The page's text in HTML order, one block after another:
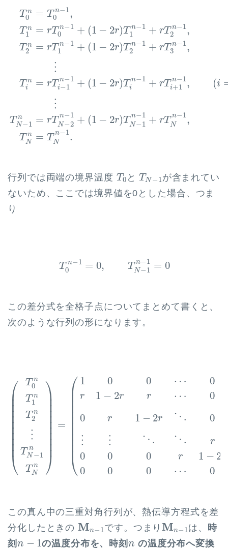
T n
0 = T n−1
0
,
T n
1 = rT n−1
0
+ (1 − 2r)T n−1
1
+ rT n−1
2
,
T n
2 = rT n−1
1
+ (1 − 2r)T n−1
2
+ rT n−1
3
,
⋮
T n
i
= rT n−1
i−1 + (1 − 2r)T n−1
i + rT n−1
i+1 , (i
⋮
T n
N−1 = rT n−1
N−2 + (1 − 2r)T n−1
N−1 + rT n−1
N ,
T n
N
= T n−1
N .
−1 ,T
行列では両端の境界温度 T0
T0 とT N −1
TN 1
が含まれてい
ないため、ここでは境界値を0とした場合、つま
り
T n−1
0
= 0, T n−1
N−1 = 0
T0 n =0 −1n−1
この差分式を全格子点についてまとめて書くと、
次のような行列の形になります。
⎛
⎜
⎜ ⎜ ⎜ ⎜ ⎜ ⎜ ⎜ ⎜
⎜⎝
T n
0
T n
1
T n
2
⋮
T n
N −1
T n
N
⎞
⎟ ⎟ ⎟ ⎟ ⎟ ⎟ ⎟ ⎟ ⎟
⎟
⎠
=
⎛
⎜
⎜ ⎜ ⎜ ⎜ ⎜ ⎜ ⎜ ⎜ ⎜
⎜⎝
1 0 0 ⋯ 0
r 1 − 2r r ⋯
0
0
r 1 − 2r ⋱
0
⋮
⋮ ⋱ ⋱ r
0 0 0 r 1 − 2
0 0 0 ⋯ 0
この真ん中の三重対角行列が、熱伝導方程式を差
分化したときの Mn−1
Mn 1です。つまり Mn−1
Mn 1は、
時
刻 n − 1
n の温度分布を、時刻n
n の温度分布へ変換